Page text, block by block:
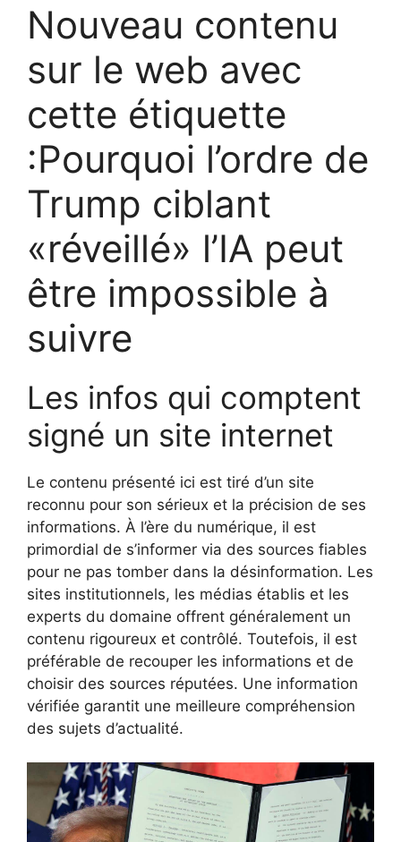
Nouveau contenu
sur le web avec
cette étiquette
:Pourquoi l’ordre de
Trump ciblant
«réveillé» l’IA peut
être impossible à
suivre
Les infos qui comptent
signé un site internet
Le contenu présenté ici est tiré d’un site
reconnu pour son sérieux et la précision de ses
informations. À l’ère du numérique, il est
primordial de s’informer via des sources fiables
pour ne pas tomber dans la désinformation. Les
sites institutionnels, les médias établis et les
experts du domaine offrent généralement un
contenu rigoureux et contrôlé. Toutefois, il est
préférable de recouper les informations et de
choisir des sources réputées. Une information
vérifiée garantit une meilleure compréhension
des sujets d’actualité.